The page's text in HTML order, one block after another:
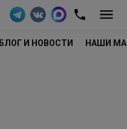
БЛОГ И НОВОСТИ НАШИ